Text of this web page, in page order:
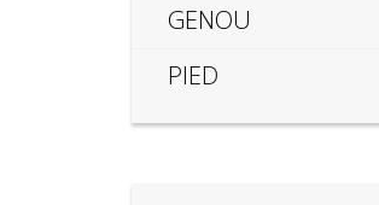
GENOU
PIED